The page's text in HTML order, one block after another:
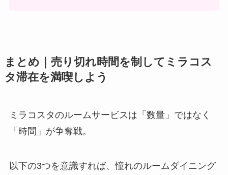
まとめ｜売り切れ時間を制してミラコス
タ滞在を満喫しよう
ミラコスタのルームサービスは「数量」ではなく
「時間」が争奪戦。
以下の3つを意識すれば、憧れのルームダイニング